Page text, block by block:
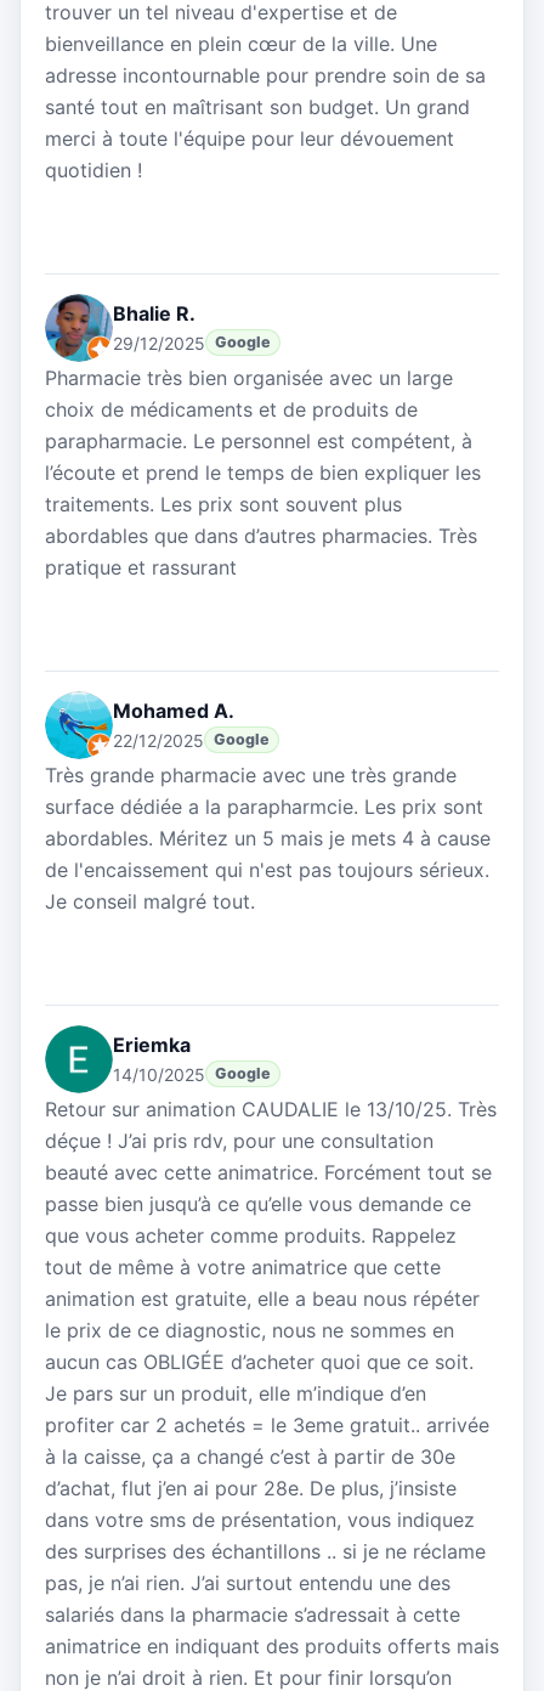
trouver un tel niveau d'expertise et de
bienveillance en plein cœur de la ville. Une
adresse incontournable pour prendre soin de sa
santé tout en maîtrisant son budget. Un grand
merci à toute l'équipe pour leur dévouement
quotidien !
Bhalie R.
29/12/2025 Google
Pharmacie très bien organisée avec un large
choix de médicaments et de produits de
parapharmacie. Le personnel est compétent, à
l’écoute et prend le temps de bien expliquer les
traitements. Les prix sont souvent plus
abordables que dans d’autres pharmacies. Très
pratique et rassurant
Mohamed A.
22/12/2025 Google
Très grande pharmacie avec une très grande
surface dédiée a la parapharmcie. Les prix sont
abordables. Méritez un 5 mais je mets 4 à cause
de l'encaissement qui n'est pas toujours sérieux.
Je conseil malgré tout.
Eriemka
14/10/2025 Google
Retour sur animation CAUDALIE le 13/10/25. Très
déçue ! J’ai pris rdv, pour une consultation
beauté avec cette animatrice. Forcément tout se
passe bien jusqu’à ce qu’elle vous demande ce
que vous acheter comme produits. Rappelez
tout de même à votre animatrice que cette
animation est gratuite, elle a beau nous répéter
le prix de ce diagnostic, nous ne sommes en
aucun cas OBLIGÉE d’acheter quoi que ce soit.
Je pars sur un produit, elle m’indique d’en
profiter car 2 achetés = le 3eme gratuit.. arrivée
à la caisse, ça a changé c’est à partir de 30e
d’achat, flut j’en ai pour 28e. De plus, j’insiste
dans votre sms de présentation, vous indiquez
des surprises des échantillons .. si je ne réclame
pas, je n’ai rien. J’ai surtout entendu une des
salariés dans la pharmacie s’adressait à cette
animatrice en indiquant des produits offerts mais
non je n’ai droit à rien. Et pour finir lorsqu’on